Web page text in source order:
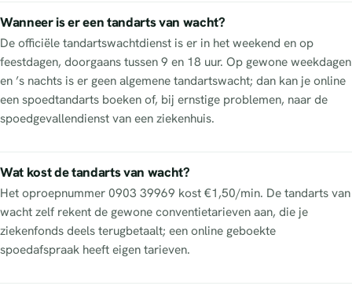
Wanneer is er een tandarts van wacht?
De officiële tandartswachtdienst is er in het weekend en op
feestdagen, doorgaans tussen 9 en 18 uur. Op gewone weekdagen
en ’s nachts is er geen algemene tandartswacht; dan kan je online
een spoedtandarts boeken of, bij ernstige problemen, naar de
spoedgevallendienst van een ziekenhuis.
Wat kost de tandarts van wacht?
Het oproepnummer 0903 39969 kost €1,50/min. De tandarts van
wacht zelf rekent de gewone conventietarieven aan, die je
ziekenfonds deels terugbetaalt; een online geboekte
spoedafspraak heeft eigen tarieven.